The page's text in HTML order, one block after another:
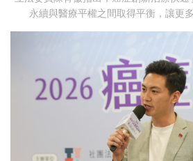
永續與醫療平權之間取得平衡，讓更